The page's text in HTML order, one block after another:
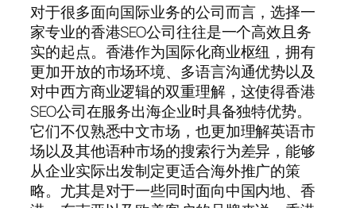
对于很多面向国际业务的公司而言，选择一
家专业的香港SEO公司往往是一个高效且务
实的起点。香港作为国际化商业枢纽，拥有
更加开放的市场环境、多语言沟通优势以及
对中西方商业逻辑的双重理解，这使得香港
SEO公司在服务出海企业时具备独特优势。
它们不仅熟悉中文市场，也更加理解英语市
场以及其他语种市场的搜索行为差异，能够
从企业实际出发制定更适合海外推广的策
略。尤其是对于一些同时面向中国内地、香